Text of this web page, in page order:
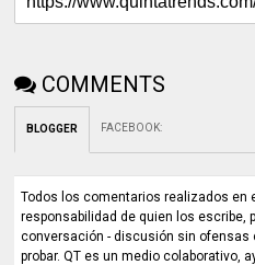
COMMENTS
BLOGGER FACEBOOK:
Todos los comentarios realizados en
responsabilidad de quien los escribe,
conversación - discusión sin ofensas
probar. QT es un medio colaborativo,